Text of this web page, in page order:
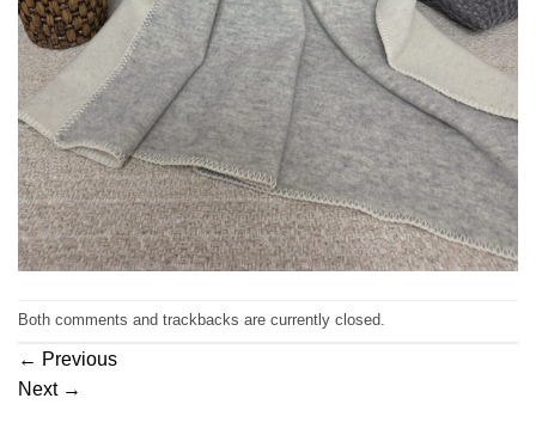
Both comments and trackbacks are currently closed.
← Previous
Next →